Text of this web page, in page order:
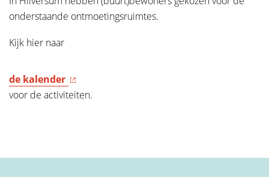
E-mailadres*
onderstaande ontmoetingsruimtes.
Kijk hier naar
de kalender
voor de activiteiten.